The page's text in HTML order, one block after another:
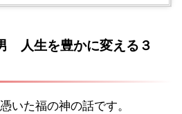
人生を豊かに変える３
いた福の神の話です。